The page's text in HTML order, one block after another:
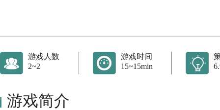
游戏人数
2~2
游戏时间
15~15min
游戏简介